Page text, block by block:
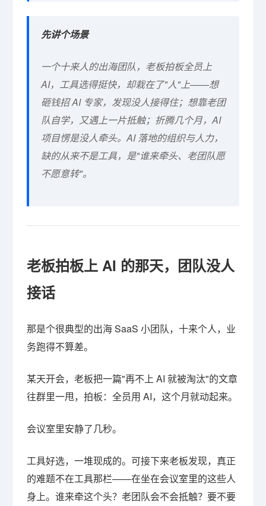
先讲个场景
一个十来人的出海团队，老板拍板全员上
AI，工具选得挺快，却栽在了"人"上——想
砸钱招 AI 专家，发现没人接得住；想靠老团
队自学，又遇上一片抵触；折腾几个月，AI
项目愣是没人牵头。AI 落地的组织与人力，
缺的从来不是工具，是"谁来牵头、老团队愿
不愿意转"。
老板拍板上 AI 的那天，团队没人
接话
那是个很典型的出海 SaaS 小团队，十来个人，业
务跑得不算差。
某天开会，老板把一篇"再不上 AI 就被淘汰"的文章
往群里一甩，拍板：全员用 AI，这个月就动起来。
会议室里安静了几秒。
工具好选，一堆现成的。可接下来老板发现，真正
的难题不在工具那栏——在坐在会议室里的这些人
身上。谁来牵这个头？老团队会不会抵触？要不要